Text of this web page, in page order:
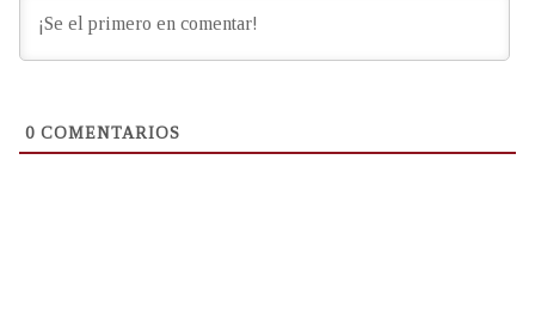
0 COMENTARIOS